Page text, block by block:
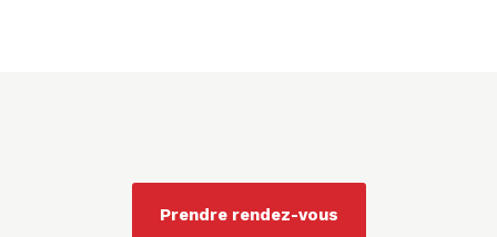
Prendre rendez-vous